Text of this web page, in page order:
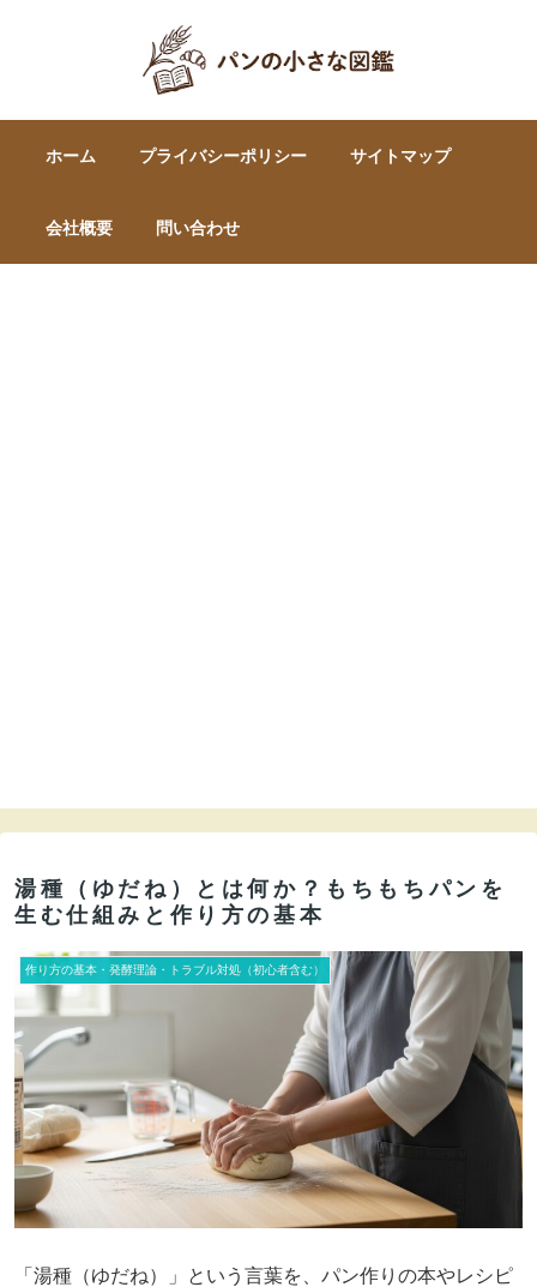
ホーム プライバシーポリシー サイトマップ
会社概要 問い合わせ
湯種（ゆだね）とは何か？もちもちパンを
生む仕組みと作り方の基本
作り方の基本・発酵理論・トラブル対処（初心者含む）
「湯種（ゆだね）」という言葉を、パン作りの本やレシピ